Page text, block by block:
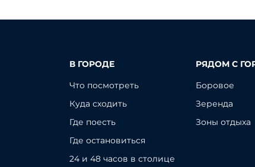
В ГОРОДЕ
Что посмотреть
Куда сходить
Где поесть
Где остановиться
24 и 48 часов в столице
РЯДОМ С
Боровое
Зеренда
Зоны отдыха